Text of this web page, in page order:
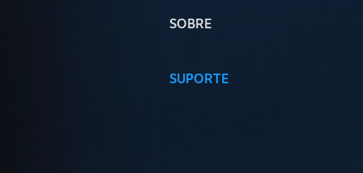
SOBRE
SUPORTE